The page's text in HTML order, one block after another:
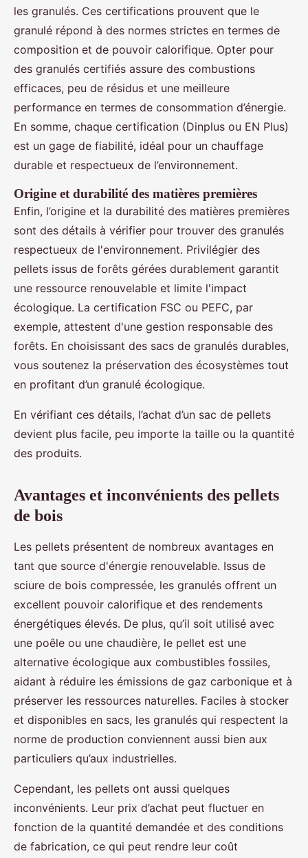
les granulés. Ces certifications prouvent que le
granulé répond à des normes strictes en termes de
composition et de pouvoir calorifique. Opter pour
des granulés certifiés assure des combustions
efficaces, peu de résidus et une meilleure
performance en termes de consommation d’énergie.
En somme, chaque certification (Dinplus ou EN Plus)
est un gage de fiabilité, idéal pour un chauffage
durable et respectueux de l’environnement.
Origine et durabilité des matières premières
Enfin, l’origine et la durabilité des matières premières
sont des détails à vérifier pour trouver des granulés
respectueux de l'environnement. Privilégier des
pellets issus de forêts gérées durablement garantit
une ressource renouvelable et limite l'impact
écologique. La certification FSC ou PEFC, par
exemple, attestent d'une gestion responsable des
forêts. En choisissant des sacs de granulés durables,
vous soutenez la préservation des écosystèmes tout
en profitant d’un granulé écologique.
En vérifiant ces détails, l’achat d’un sac de pellets
devient plus facile, peu importe la taille ou la quantité
des produits.
Avantages et inconvénients des pellets
de bois
Les pellets présentent de nombreux avantages en
tant que source d'énergie renouvelable. Issus de
sciure de bois compressée, les granulés offrent un
excellent pouvoir calorifique et des rendements
énergétiques élevés. De plus, qu’il soit utilisé avec
une poêle ou une chaudière, le pellet est une
alternative écologique aux combustibles fossiles,
aidant à réduire les émissions de gaz carbonique et à
préserver les ressources naturelles. Faciles à stocker
et disponibles en sacs, les granulés qui respectent la
norme de production conviennent aussi bien aux
particuliers qu’aux industrielles.
Cependant, les pellets ont aussi quelques
inconvénients. Leur prix d’achat peut fluctuer en
fonction de la quantité demandée et des conditions
de fabrication, ce qui peut rendre leur coût